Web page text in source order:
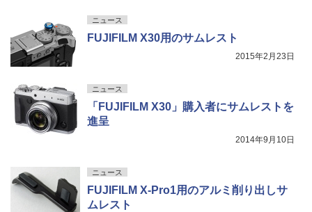
ニュース
FUJIFILM X30用のサムレスト
2015年2月23日
ニュース
「FUJIFILM X30」購入者にサムレストを
進呈
2014年9月10日
ニュース
FUJIFILM X-Pro1用のアルミ削り出しサ
ムレスト